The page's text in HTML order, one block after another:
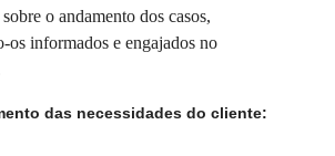
o andamento dos casos,
os informados e engajados no
das necessidades do cliente: